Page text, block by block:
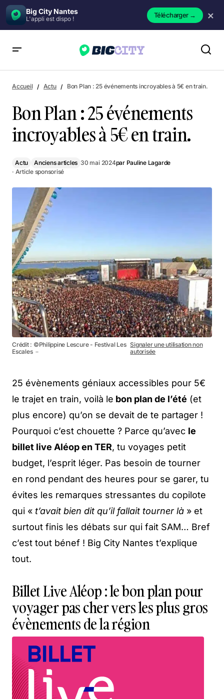
Big City Nantes
L'appli est dispo ! Télécharger→ ×
Accueil Actu Bon Plan : 25 événements incroyables à 5€ en train.
Bon Plan : 25 événements
incroyables à 5€ en train.
Actu Anciens articles 30 mai 2024par Pauline Lagarde
· Article sponsorisé
Crédit : ©Philippine Lescure - Festival Les
Escales －
Signaler une utilisation non
autorisée
25 évènements géniaux accessibles pour 5€
le trajet en train, voilà le bon plan de l’été (et
plus encore) qu’on se devait de te partager !
Pourquoi c’est chouette ? Parce qu’avec le
billet live Aléop en TER, tu voyages petit
budget, l’esprit léger. Pas besoin de tourner
en rond pendant des heures pour se garer, tu
évites les remarques stressantes du copilote
qui « t’avait bien dit qu’il fallait tourner là » et
surtout finis les débats sur qui fait SAM… Bref
c’est tout bénef ! Big City Nantes t’explique
tout.
Billet Live Aléop : le bon plan pour
voyager pas cher vers les plus gros
évènements de la région